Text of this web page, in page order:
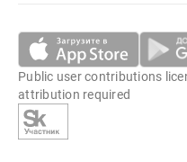
Public user contributions
attribution required